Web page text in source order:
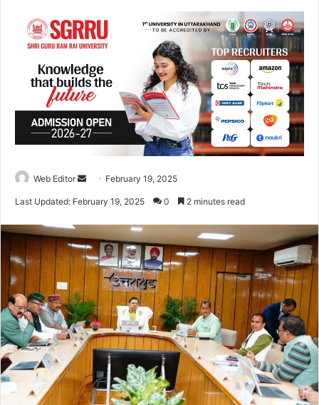
Web Editor
a
n
m
a
i
l
February 19, 2025
Last Updated: February 19, 2025 0 2 minutes read